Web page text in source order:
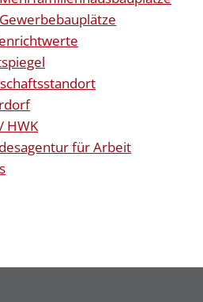
Gewerbebauplätze
HWK
für Arbeit